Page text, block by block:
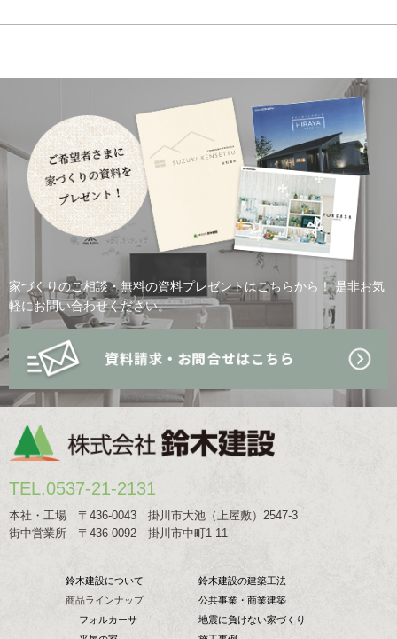
家づくりのご相談・無料の資料プレゼントはこちらから！是非お気
軽にお問い合わせください。
TEL.0537-21-2131
本社・工場 〒436-0043 掛川市大池（上屋敷）2547-3
街中営業所 〒436-0092 掛川市中町1-11
鈴木建設について
商品ラインナップ
-フォルカーサ
鈴木建設の建築工法
公共事業・商業建築
地震に負けない家づくり